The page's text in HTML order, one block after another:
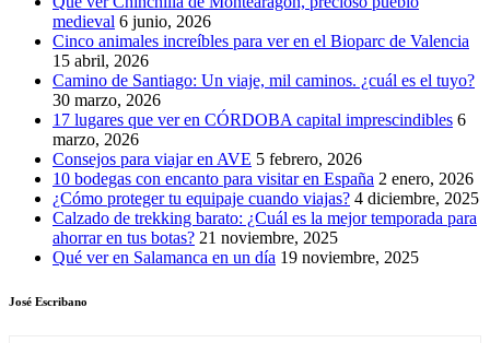
medieval 6 junio, 2026
Cinco animales increíbles para ver en el Bioparc de Valencia
15 abril, 2026
Camino de Santiago: Un viaje, mil caminos. ¿cuál es el tuyo?
30 marzo, 2026
17 lugares que ver en CÓRDOBA capital imprescindibles 6
marzo, 2026
Consejos para viajar en AVE 5 febrero, 2026
10 bodegas con encanto para visitar en España 2 enero, 2026
¿Cómo proteger tu equipaje cuando viajas? 4 diciembre, 2025
Calzado de trekking barato: ¿Cuál es la mejor temporada para
ahorrar en tus botas? 21 noviembre, 2025
Qué ver en Salamanca en un día 19 noviembre, 2025
José Escribano